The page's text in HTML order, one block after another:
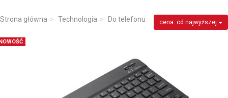
Strona główna Technologia Do telefonu cena: od najwyższej